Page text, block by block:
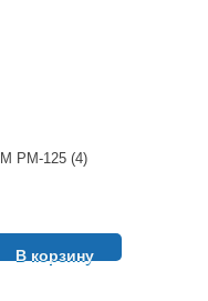
РМ-125 (4)
В корзину